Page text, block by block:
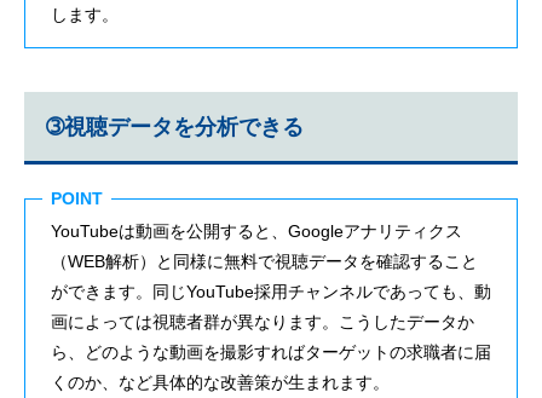
します。
➂視聴データを分析できる
POINT
YouTubeは動画を公開すると、Googleアナリティクス
（WEB解析）と同様に無料で視聴データを確認すること
ができます。同じYouTube採用チャンネルであっても、動
画によっては視聴者群が異なります。こうしたデータか
ら、どのような動画を撮影すればターゲットの求職者に届
くのか、など具体的な改善策が生まれます。